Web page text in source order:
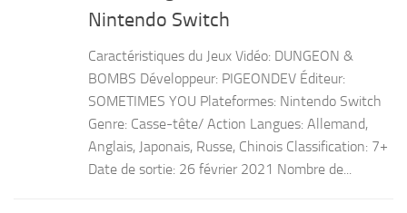
Nintendo Switch
Caractéristiques du Jeux Vidéo: DUNGEON &
BOMBS Développeur: PIGEONDEV Éditeur:
SOMETIMES YOU Plateformes: Nintendo Switch
Genre: Casse-tête/ Action Langues: Allemand,
Anglais, Japonais, Russe, Chinois Classification: 7+
Date de sortie: 26 février 2021 Nombre de...